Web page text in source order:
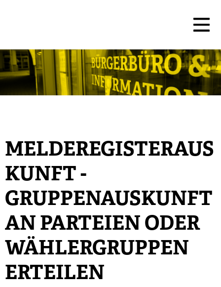
MELDEREGISTERAUS
KUNFT -
GRUPPENAUSKUNFT
AN PARTEIEN ODER
WÄHLERGRUPPEN
ERTEILEN